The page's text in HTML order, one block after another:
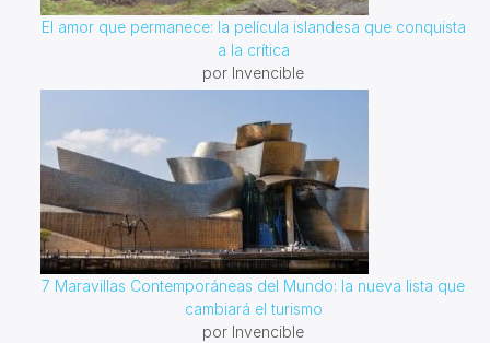
El amor que permanece: la película islandesa que conquista
a la crítica
por Invencible
7 Maravillas Contemporáneas del Mundo: la nueva lista que
cambiará el turismo
por Invencible